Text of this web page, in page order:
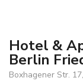
Hotel &
Berlin
Boxhagener Str.